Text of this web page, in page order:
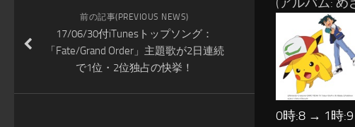
0時:8 → 1時
前の記事(PREVIOUS NEWS)
17/06/30付iTunesトップソング：
「Fate/Grand Order」主題歌が2日連続
で1位・2位独占の快挙！